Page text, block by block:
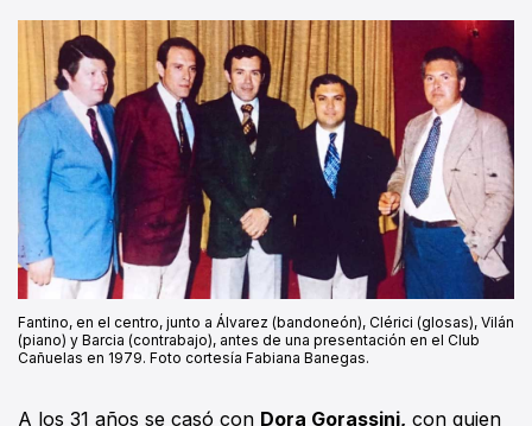
Fantino, en el centro, junto a Álvarez (bandoneón), Clérici (glosas), Vilán
(piano) y Barcia (contrabajo), antes de una presentación en el Club
Cañuelas en 1979. Foto cortesía Fabiana Banegas.
A los 31 años se casó con Dora Gorassini, con quien